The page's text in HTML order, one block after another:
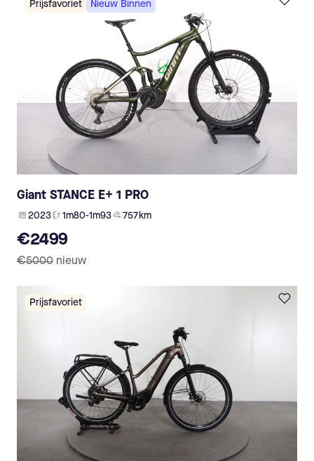
Prijsfavoriet Nieuw Binnen
Giant STANCE E+ 1 PRO
2023 1m80-1m93 757 km
€2499
€5000 nieuw
Prijsfavoriet